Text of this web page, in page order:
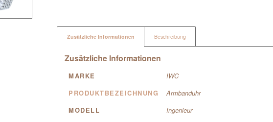
Zusätzliche Informationen Beschreibung
Zusätzliche Informationen
MARKE
IWC
PRODUKTBEZEICHNUNG
Armbanduhr
MODELL
Ingenieur